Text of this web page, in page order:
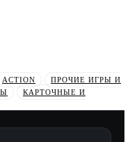
ACTION
ПРОЧИЕ ИГРЫ И
КАРТОЧНЫЕ И